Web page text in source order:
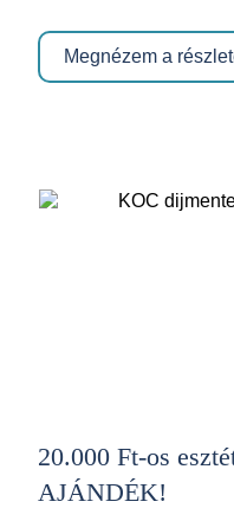
Megnézem a
20.000 Ft-os
AJÁNDÉK!